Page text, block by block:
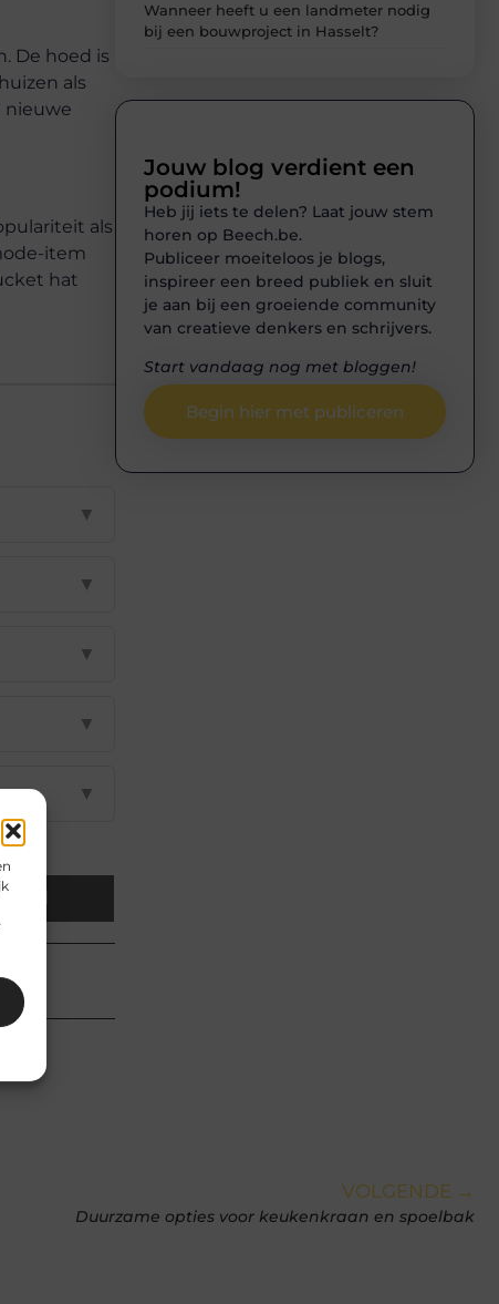
De hoed is
als
nieuwe
als
item
hat
▼
▼
▼
▼
▼
Wanneer heeft u een landmeter nodig
bij een bouwproject in Hasselt?
Jouw blog verdient een
podium!
Heb jij iets te delen? Laat jouw stem
horen op Beech.be.
Publiceer moeiteloos je blogs,
inspireer een breed publiek en sluit
je aan bij een groeiende community
van creatieve denkers en schrijvers.
Start vandaag nog met bloggen!
Begin hier met publiceren
VOLGENDE →
Duurzame opties voor keukenkraan en spoelbak